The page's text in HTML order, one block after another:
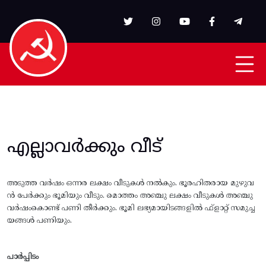
എല്ലാവർക്കും വീട്
അടുത്ത വര്‍ഷം ഒന്നര ലക്ഷം വീടുകള്‍ നല്‍കും. ഭൂരഹിതരായ മുഴുവ
ന്‍ പേര്‍ക്കും ഭൂമിയും വീടും. മൊത്തം അഞ്ചു ലക്ഷം വീടുകള്‍ അഞ്ചു
വര്‍ഷംകൊണ്ട് പണി തീര്‍ക്കും. ഭൂമി ലഭ്യമായിടങ്ങളില്‍ ഫ്ളാറ്റ് സമുച്ച
യങ്ങള്‍ പണിയും.
പാർപ്പിടം